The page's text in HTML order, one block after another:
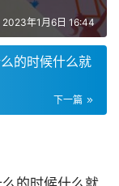
2023年1月6日 16:44
的时候什么就
下一篇